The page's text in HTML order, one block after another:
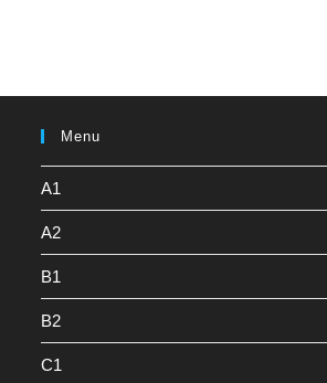
Menu
A1
A2
B1
B2
C1